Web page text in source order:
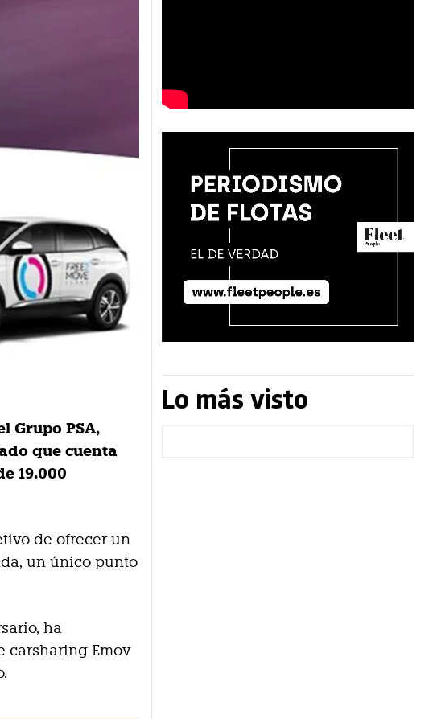
Grupo PSA,
que cuenta
19.000
de ofrecer un
un único punto
ha
carsharing Emov
Lo más visto